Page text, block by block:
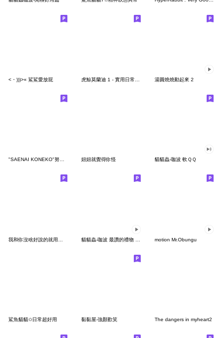
<・)))>« 鯊鯊愛放屁 湯圓燒燒動起來 2
"SAENAI KONEKO"努力加油 台灣版 妞妞就覺得你怪 貓貓蟲-咖波 軟ＱＱ
motion Mr.Obungu
鯊魚貓貓✩日常超好用 黏黏屋-強顏歡笑 The dangers in myheart2